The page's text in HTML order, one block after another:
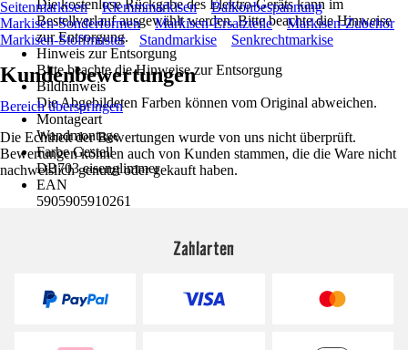
Die kostenlose Rückgabe des Elektro-Geräts kann im
Bestellverlauf ausgewählt werden. Bitte beachte die Hinweise
zur Entsorgung.
Hinweis zur Entsorgung
Bitte beachte die Hinweise zur Entsorgung
Bildhinweis
Die Abgebildeten Farben können vom Original abweichen.
Montageart
Wandmontage
Farbe Gestell
DB703 eisenglimmer
EAN
5905905910261
Seitenmarkisen
Klemmmarkisen
Balkonbespannung
Markisen-Sonderformen
Markisen-Ersatzteile
Markisen-Zubehör
Markisen-Stoffmuster
Standmarkise Senkrechtmarkise
Kundenbewertungen
Bereich überspringen
Die Echtheit der Bewertungen wurde von uns nicht überprüft.
Bewertungen können auch von Kunden stammen, die die Ware nicht
nachweislich genutzt oder gekauft haben.
Zahlarten